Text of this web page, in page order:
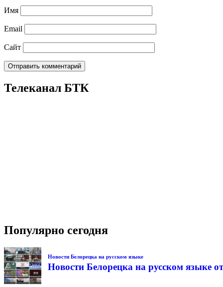
Имя
Email
Сайт
Телеканал БТК
Популярно сегодня
Новости Белорецка на русском языке
Новости Белорецка на русском языке